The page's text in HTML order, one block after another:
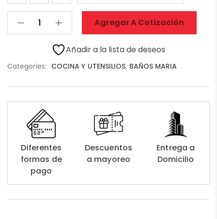
Agregar A Cotización
Añadir a la lista de deseos
Categories: COCINA Y UTENSILIOS, BAÑOS MARIA
Diferentes
formas de
pago
Descuentos
a mayoreo
Entrega a
Domicilio